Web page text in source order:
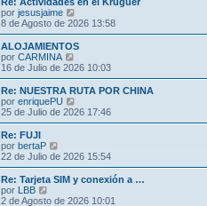
s
j
e
o
m
e
s
a
j
e
l
t
m
o
m
e
s
a
j
e
por jesusjaime
e
r
ú
t
m
o
m
e
j
e
8 de Agosto de 2026 13:58
ALOJAMIENTOS
por CARMINA
e
r
ú
t
m
e
s
16 de Julio de 2026 10:03
Re: NUESTRA RUTA POR CHINA
por enriquePU
e
r
t
o
m
25 de Julio de 2026 17:46
Re: FUJI
por bertaP
e
r
ú
t
22 de Julio de 2026 15:54
Re: Tarjeta SIM y conexión a …
por LBB
e
2 de Agosto de 2026 10:01